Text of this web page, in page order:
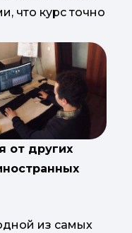
что курс точно
от других
из самых